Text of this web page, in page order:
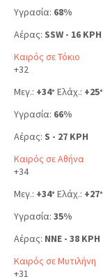
Υγρασία: 68%
Αέρας: SSW - 16 KPH
Καιρός σε Τόκιο
+32
Μεγ.: +34° Ελάχ.: +25°
Υγρασία: 66%
Αέρας: S - 27 KPH
Καιρός σε Αθήνα
+34
Μεγ.: +34° Ελάχ.: +27°
Υγρασία: 35%
Αέρας: NNE - 38 KPH
Καιρός σε Μυτιλήνη
+31